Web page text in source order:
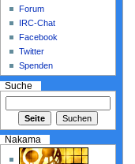
Forum
IRC-Chat
Facebook
Twitter
Spenden
Suche
Nakama